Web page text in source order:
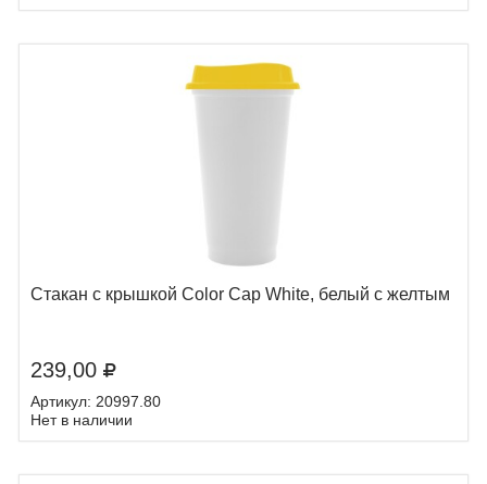
Стакан с крышкой Color Cap White, белый с желтым
239,00
Артикул: 20997.80
Нет в наличии